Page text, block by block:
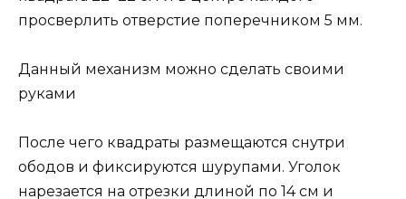
просверлить отверстие поперечником 5 мм.
Данный механизм можно сделать своими
руками
После чего квадраты размещаются снутри
ободов и фиксируются шурупами. Уголок
нарезается на отрезки длиной по 14 см и